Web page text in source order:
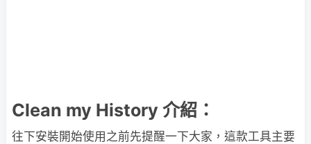
Clean my History 介紹：
往下安裝開始使用之前先提醒一下大家，這款工具主要